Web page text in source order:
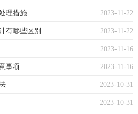
2023-11-22
理措施
2023-11-22
有哪些区别
2023-11-16
2023-11-16
事项
2023-10-31
2023-10-31